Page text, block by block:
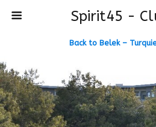
Spirit45 -
Back to Belek –